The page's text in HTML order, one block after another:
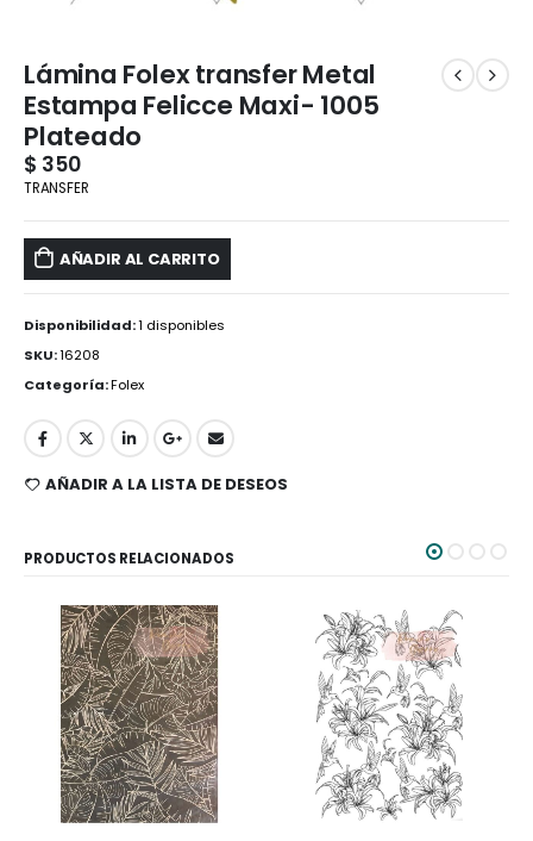
Lámina Folex transfer Metal
Estampa Felicce Maxi- 1005
Plateado
$ 350
TRANSFER
AÑADIR AL CARRITO
Disponibilidad:1 disponibles
SKU:16208
Categoría:Folex
AÑADIR A LA LISTA DE DESEOS
PRODUCTOS RELACIONADOS